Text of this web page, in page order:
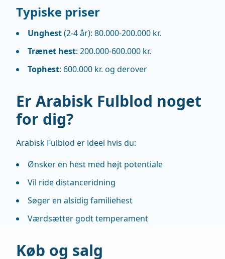
Typiske priser
Unghest(2-4 år): 80.000-200.000 kr.
Trænet hest: 200.000-600.000 kr.
Tophest: 600.000 kr. og derover
Er Arabisk Fulblod noget
for dig?
Arabisk Fulblod er ideel hvis du:
Ønsker en hest med højt potentiale
Vil ride distanceridning
Søger en alsidig familiehest
Værdsætter godt temperament
Køb og salg